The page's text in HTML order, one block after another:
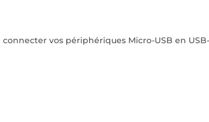
vos périphériques Micro-USB en